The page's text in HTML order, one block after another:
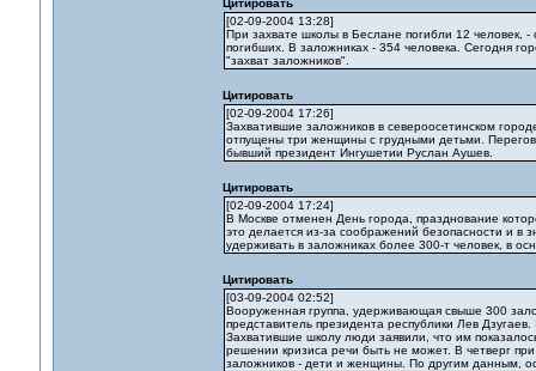
Цитировать
[02-09-2004 13:28]
При захвате школы в Беслане погибли 12
погибших. В заложниках - 354 человека. Сегодня
"захват заложников".
Цитировать
[02-09-2004 17:26]
Захватившие заложников в североосетинском
отпущены три женщины с грудными детьми.
бывший президент Ингушетии Руслан Аушев.
Цитировать
[02-09-2004 17:24]
В Москве отменен День города, празднование
это делается из-за соображений безопасности и
удерживать в заложниках более 300-т человек, в
Цитировать
[03-09-2004 02:52]
Вооруженная группа, удерживающая свыше 300
представитель президента республики Лев
Захватившие школу люди заявили, что им
решении кризиса речи быть не может. В четверг
заложников - дети и женщины. По другим данным,